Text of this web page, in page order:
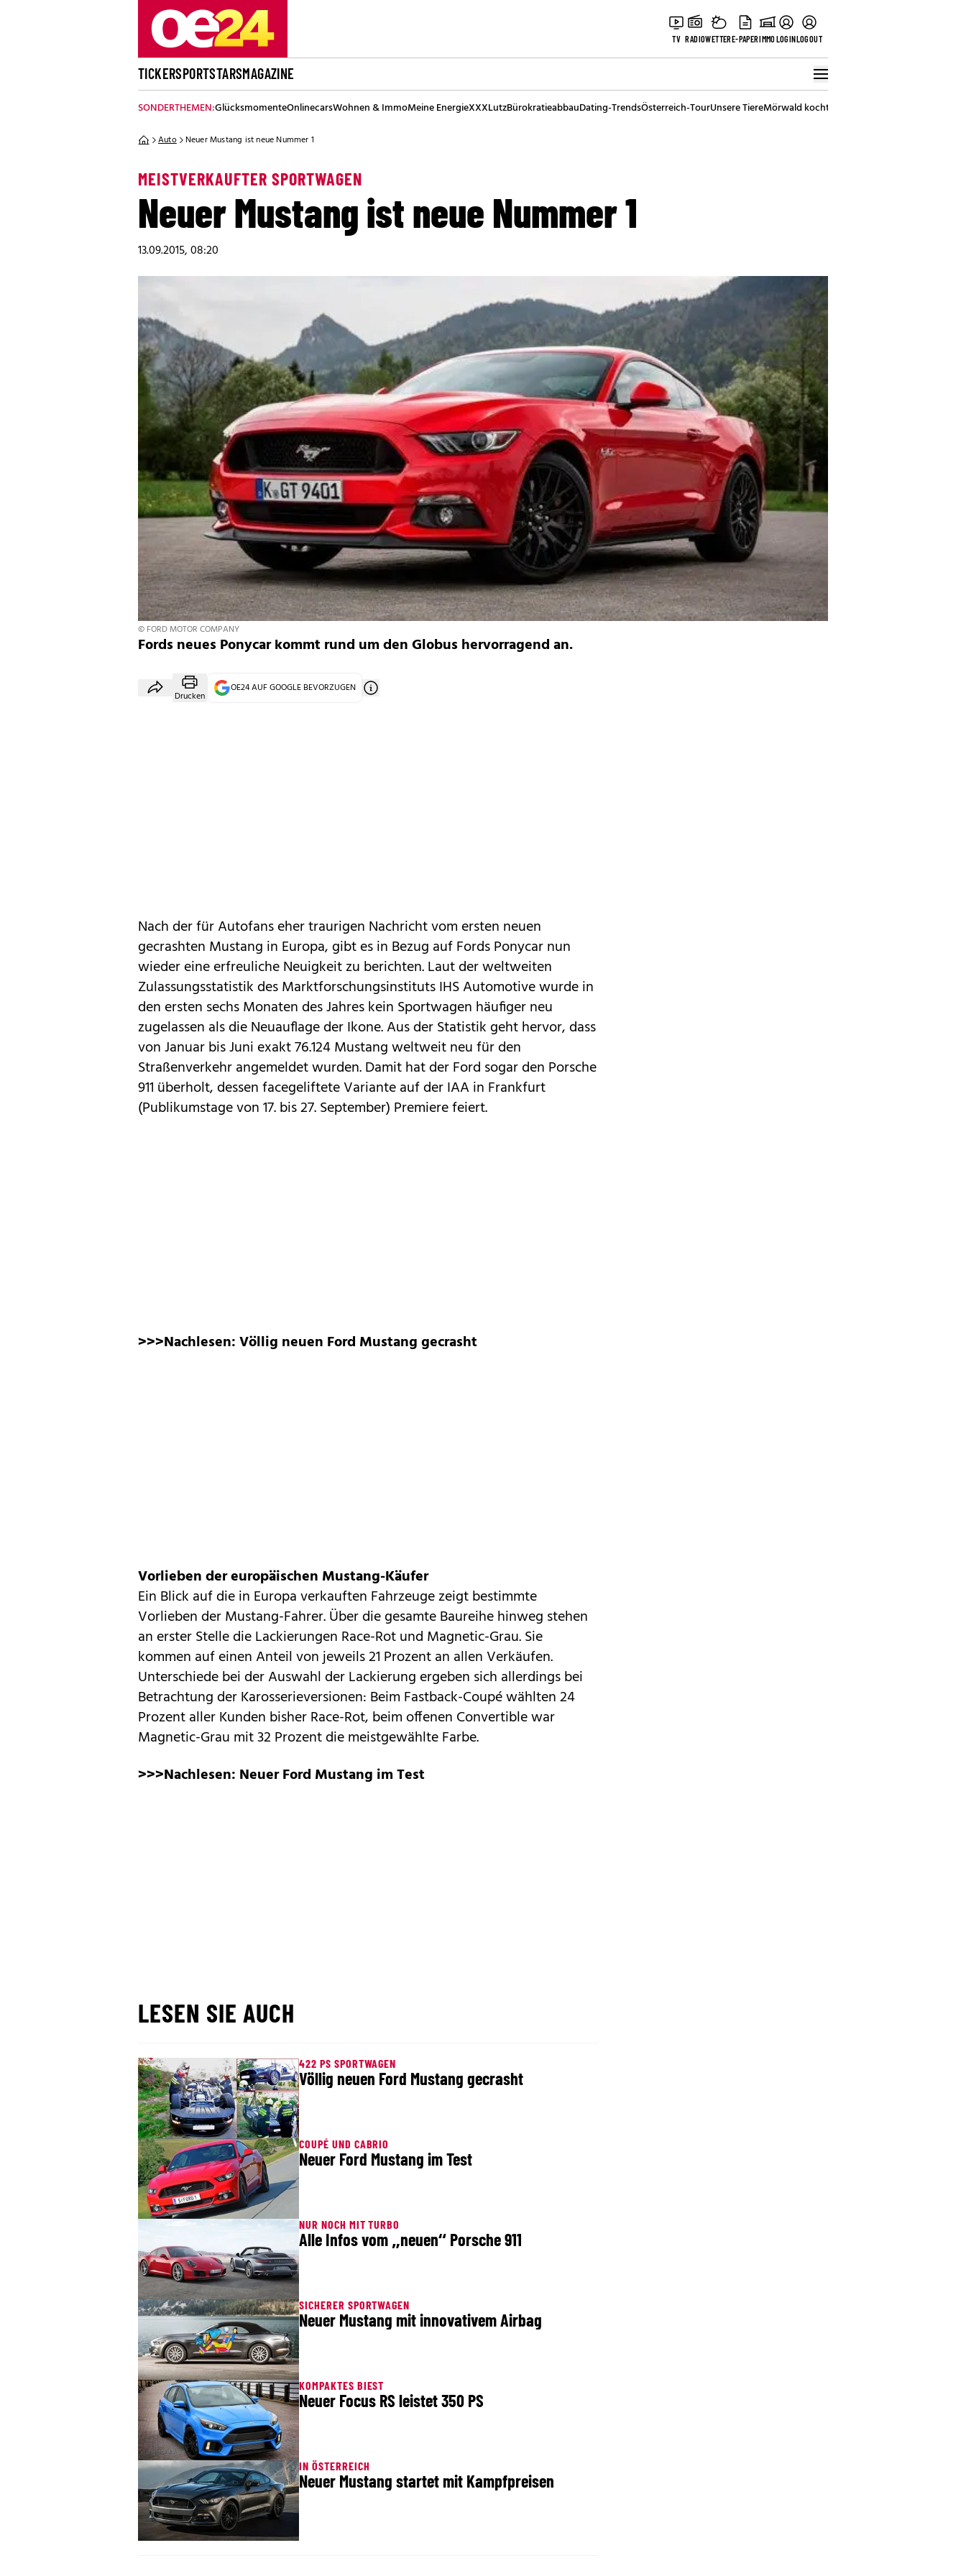
TV RADIOWETTERE-PAPERIMMOLOGINLOGOUT
TICKERSPORTSTARSMAGAZINE
SONDERTHEMEN:GlücksmomenteOnlinecarsWohnen & ImmoMeine EnergieXXXLutzBürokratieabbauDating-TrendsÖsterreich-TourUnsere TiereMörwald kocht
Auto Neuer Mustang ist neue Nummer 1
MEISTVERKAUFTER SPORTWAGEN
Neuer Mustang ist neue Nummer 1
13.09.2015, 08:20
© FORD MOTOR COMPANY
Fords neues Ponycar kommt rund um den Globus hervorragend an.
Drucken
OE24 AUF GOOGLE BEVORZUGEN
Nach der für Autofans eher traurigen Nachricht vomersten neuen
gecrashten Mustang in Europa, gibt es in Bezug aufFordsPonycar nun
wieder eine erfreuliche Neuigkeit zu berichten. Laut der weltweiten
Zulassungsstatistik des Marktforschungsinstituts IHS Automotive wurde in
den ersten sechs Monaten des Jahres kein Sportwagen häufiger neu
zugelassen als die Neuauflage der Ikone. Aus der Statistik geht hervor, dass
von Januar bis Juni exakt 76.124 Mustang weltweit neu für den
Straßenverkehr angemeldet wurden. Damit hat der Ford sogar den Porsche
911 überholt, dessenfacegeliftete Varianteauf derIAA in Frankfurt
(Publikumstage von 17. bis 27. September) Premiere feiert.
>>>Nachlesen:Völlig neuen Ford Mustang gecrasht
Vorlieben der europäischen Mustang-Käufer
Ein Blick auf die in Europa verkauften Fahrzeuge zeigt bestimmte
Vorlieben der Mustang-Fahrer. Über die gesamte Baureihe hinweg stehen
an erster Stelle die Lackierungen Race-Rot und Magnetic-Grau. Sie
kommen auf einen Anteil von jeweils 21 Prozent an allen Verkäufen.
Unterschiede bei der Auswahl der Lackierung ergeben sich allerdings bei
Betrachtung der Karosserieversionen: Beim Fastback-Coupé wählten 24
Prozent aller Kunden bisher Race-Rot, beim offenen Convertible war
Magnetic-Grau mit 32 Prozent die meistgewählte Farbe.
>>>Nachlesen: Neuer Ford Mustang im Test
LESEN SIE AUCH
422 PS SPORTWAGEN
Völlig neuen Ford Mustang gecrasht
COUPÉ UND CABRIO
Neuer Ford Mustang im Test
NUR NOCH MIT TURBO
Alle Infos vom „neuen“ Porsche 911
SICHERER SPORTWAGEN
Neuer Mustang mit innovativem Airbag
KOMPAKTES BIEST
Neuer Focus RS leistet 350 PS
IN ÖSTERREICH
Neuer Mustang startet mit Kampfpreisen